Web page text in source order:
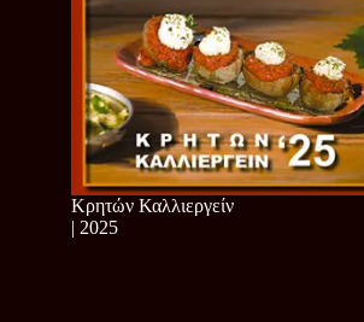
Κρητών Καλλιεργείν
| 2025